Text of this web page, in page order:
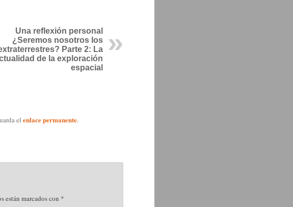
Una reflexión personal
¿Seremos nosotros los
Parte 2: La
de la exploración
espacial
el enlace permanente.
están marcados con *